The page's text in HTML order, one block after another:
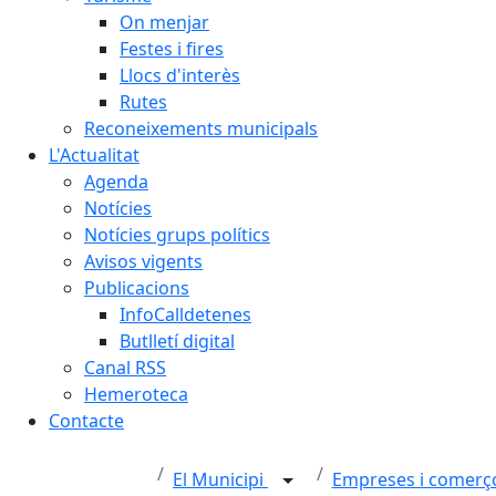
On menjar
Festes i fires
Llocs d'interès
Rutes
Reconeixements municipals
L'Actualitat
Agenda
Notícies
Notícies grups polítics
Avisos vigents
Publicacions
InfoCalldetenes
Butlletí digital
Canal RSS
Hemeroteca
Contacte
El Municipi Empreses i